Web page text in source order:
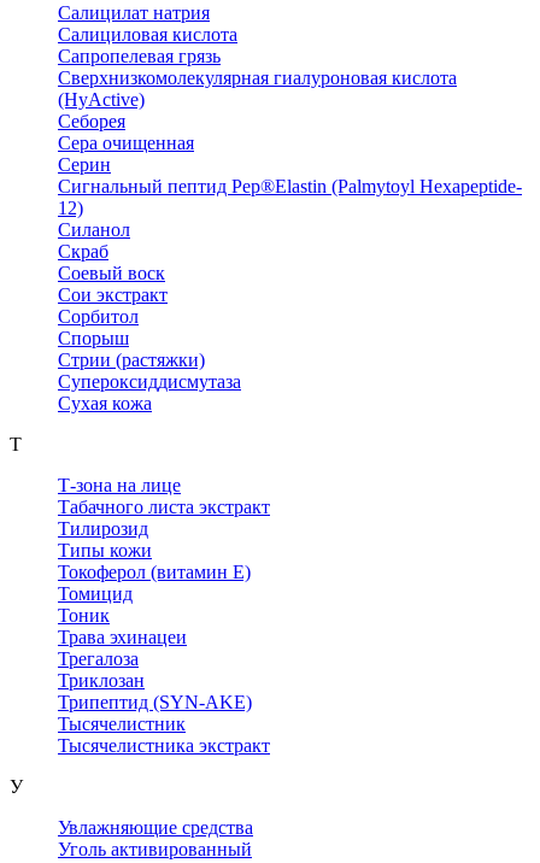
Салицилат натрия
Салициловая кислота
Сапропелевая грязь
Сверхнизкомолекулярная гиалуроновая кислота
(HyActive)
Себорея
Сера очищенная
Серин
Сигнальный пептид Pep®Elastin (Palmytoyl Hexapeptide-
12)
Силанол
Скраб
Соевый воск
Сои экстракт
Сорбитол
Спорыш
Стрии (растяжки)
Супероксиддисмутаза
Сухая кожа
Т
Т-зона на лице
Табачного листа экстракт
Тилирозид
Типы кожи
Токоферол (витамин Е)
Томицид
Тоник
Трава эхинацеи
Трегалоза
Триклозан
Трипептид (SYN-AKE)
Тысячелистник
Тысячелистника экстракт
У
Увлажняющие средства
Уголь активированный